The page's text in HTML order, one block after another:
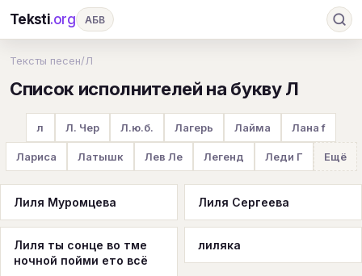
Teksti.org АБВ
И К Л М Н О П Р
Т У Ф Х Ц Ч Ш Э Ю
F
H I J K M N O P
Z #
Тексты песен/Л
Список исполнителей на букву Л
л Л. Чер Л.ю.б. Лагерь Лайма Лана f
Лариса Латышк Лев Ле Легенд Леди Г Ещё
Лиля Муромцева Лиля Сергеева
Лиля ты сонце во тме
ночной пойми ето всё
лиляка